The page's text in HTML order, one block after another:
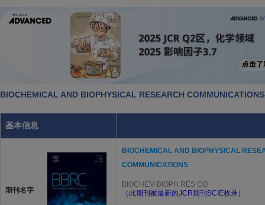
BIOCHEMICAL AND BIOPHYSICAL RESEARCH
基本信息
期刊名字
BIOCHEMICAL AND BIOPHYSICAL
COMMUNICATIONS
BIOCHEM BIOPH RES CO
（此期刊被最新的JCR期刊SCIE收录）